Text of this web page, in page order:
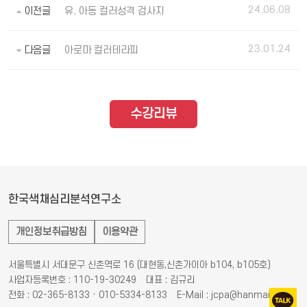
이전글 유. 아동 컬러성격 검사지 24.06.08
다음글 아로마 컬러테라피 23.01.24
수강리뷰
한국색채심리분석연구소
개인정보취급방침 이용약관
서울특별시 서대문구 신촌역로 16 (대현동,신촌가이아 b104, b105호)
사업자등록번호 : 110-19-30249
대표 : 김규리
전화 : 02-365-8133 · 010-5334-8133
E-Mail : jcpa@hanmail.net